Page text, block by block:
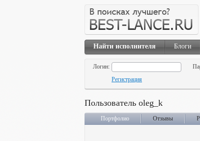
Найти исполнителя Блоги
Логин:
Регистрация
Пользователь oleg_k
Портфолио Отзывы